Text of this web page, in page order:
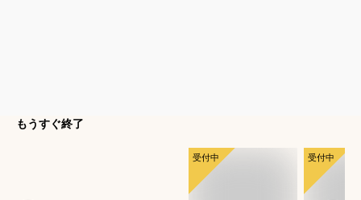
もうすぐ終了
受付中 受付中